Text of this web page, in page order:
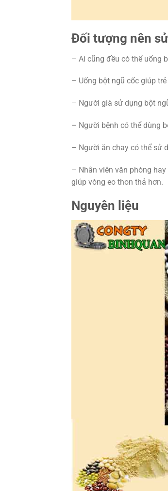
Đối tượng nên
– Ai cũng đều có thể uống
– Uống bột ngũ cốc giúp
– Người già sử dụng bột
– Người bệnh có thể dùng
– Người ăn chay có thể sử
– Nhân viên văn phòng
giúp vòng eo thon thả hơn.
Nguyên liệu